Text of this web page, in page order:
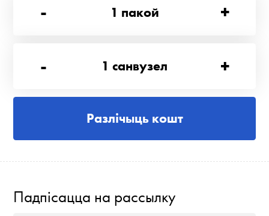
-
1 пакой +
- 1 санвузел +
Разлічыць кошт
Падпісацца на рассылку